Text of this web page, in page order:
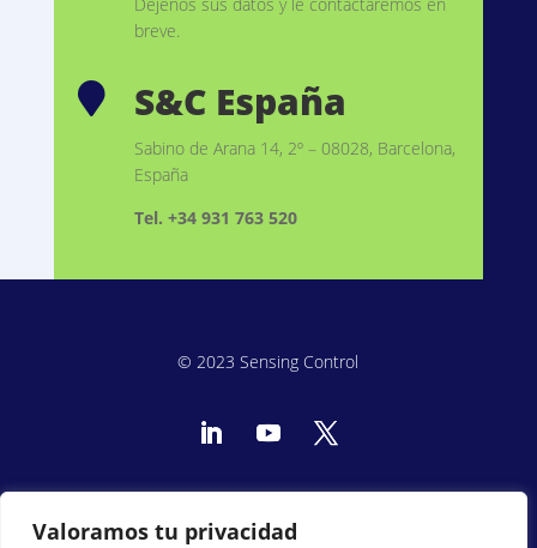
Valoramos tu privacidad
breve.
 S&C España
Sabino de Arana 14, 2º – 08028, Barcelona,
España
Tel. +34 931 763 520
© 2023 Sensing Control